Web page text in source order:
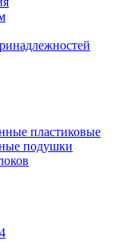
пластиковые
подушки